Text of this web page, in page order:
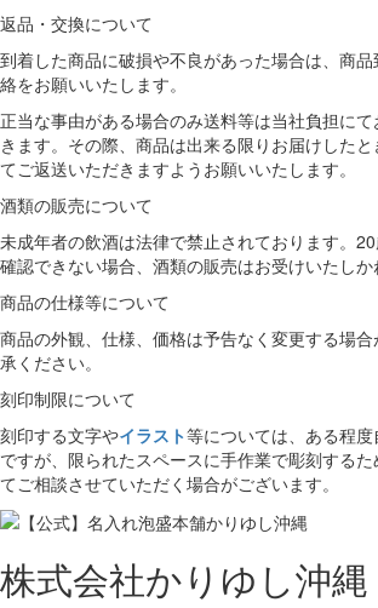
返品・交換について
到着した商品に破損や不良があった場合は、商
絡をお願いいたします。
正当な事由がある場合のみ送料等は当社負担に
きます。その際、商品は出来る限りお届けした
てご返送いただきますようお願いいたします。
酒類の販売について
未成年者の飲酒は法律で禁止されております。
確認できない場合、酒類の販売はお受けいたしか
商品の仕様等について
商品の外観、仕様、価格は予告なく変更する場
承ください。
刻印制限について
刻印する文字やイラスト等については、ある程
ですが、限られたスペースに手作業で彫刻する
てご相談させていただく場合がございます。
株式会社かりゆし沖縄